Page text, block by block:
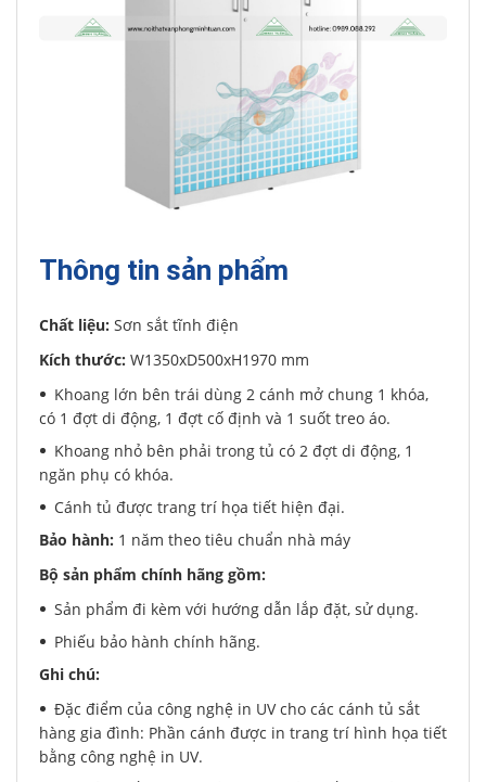
Thông tin sản phẩm
Chất liệu: Sơn sắt tĩnh điện
Kích thước: W1350xD500xH1970 mm
Khoang lớn bên trái dùng 2 cánh mở chung 1 khóa,
có 1 đợt di động, 1 đợt cố định và 1 suốt treo áo.
Khoang nhỏ bên phải trong tủ có 2 đợt di động, 1
ngăn phụ có khóa.
Cánh tủ được trang trí họa tiết hiện đại.
Bảo hành: 1 năm theo tiêu chuẩn nhà máy
Bộ sản phẩm chính hãng gồm:
Sản phẩm đi kèm với hướng dẫn lắp đặt, sử dụng.
Phiếu bảo hành chính hãng.
Ghi chú:
Đặc điểm của công nghệ in UV cho các cánh tủ sắt
hàng gia đình: Phần cánh được in trang trí hình họa tiết
bằng công nghệ in UV.